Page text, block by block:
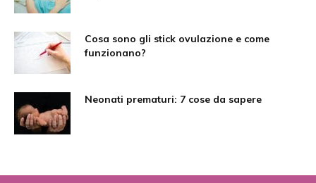
Cosa sono gli stick ovulazione e come
funzionano?
Neonati prematuri: 7 cose da sapere